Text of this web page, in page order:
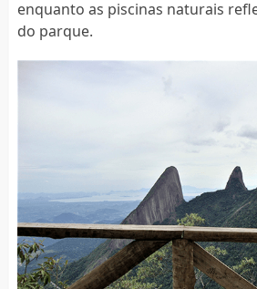
enquanto as piscinas naturais
do parque.